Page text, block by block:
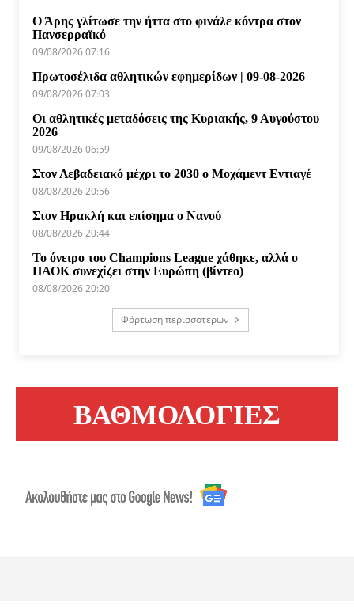
Ο Άρης γλίτωσε την ήττα στο φινάλε κόντρα στον
Πανσερραϊκό
09/08/2026 07:16
Πρωτοσέλιδα αθλητικών εφημερίδων | 09-08-2026
09/08/2026 07:03
Οι αθλητικές μεταδόσεις της Κυριακής, 9 Αυγούστου
2026
09/08/2026 06:59
Στον Λεβαδειακό μέχρι το 2030 ο Μοχάμεντ Εντιαγέ
08/08/2026 20:56
Στον Ηρακλή και επίσημα ο Νανού
08/08/2026 20:44
Το όνειρο του Champions League χάθηκε, αλλά ο
ΠΑΟΚ συνεχίζει στην Ευρώπη (βίντεο)
08/08/2026 20:20
Φόρτωση περισσοτέρων
ΒΑΘΜΟΛΟΓΙΕΣ